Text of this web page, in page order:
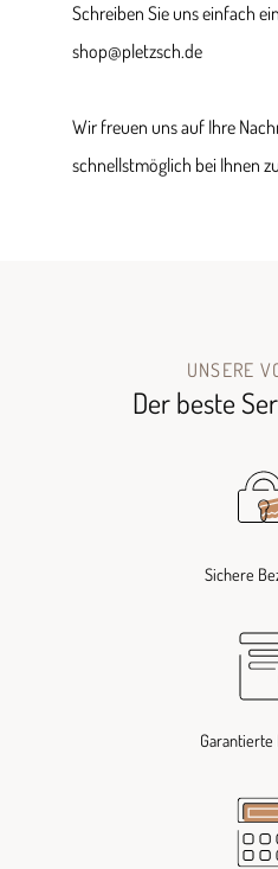
Schreiben Sie uns einfach
shop@pletzsch.de
Wir freuen uns auf Ihre
schnellstmöglich bei Ihnen
UNSERE
Der beste
Sichere